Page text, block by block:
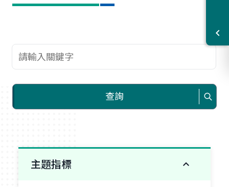
查詢關鍵字
查詢
主題指標